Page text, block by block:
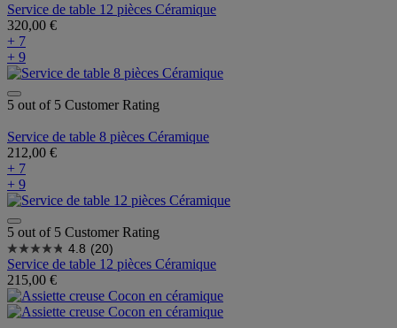
Service de table 12 pièces Céramique
320,00 €
+ 7
+ 9
5 out of 5 Customer Rating
Service de table 8 pièces Céramique
212,00 €
+ 7
+ 9
5 out of 5 Customer Rating
4.8 (20)
Service de table 12 pièces Céramique
215,00 €